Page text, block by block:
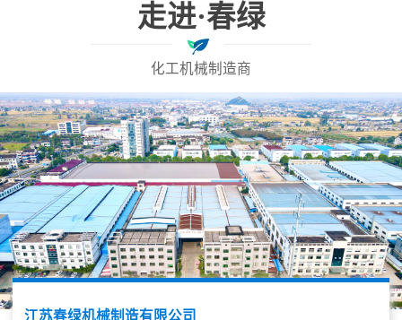
消除特种设备安全隐患，确保特种设备安全
运行，确保人民群众生命财产安全。
走进·春绿
化工机械制造商
江苏春绿机械制造有限公司